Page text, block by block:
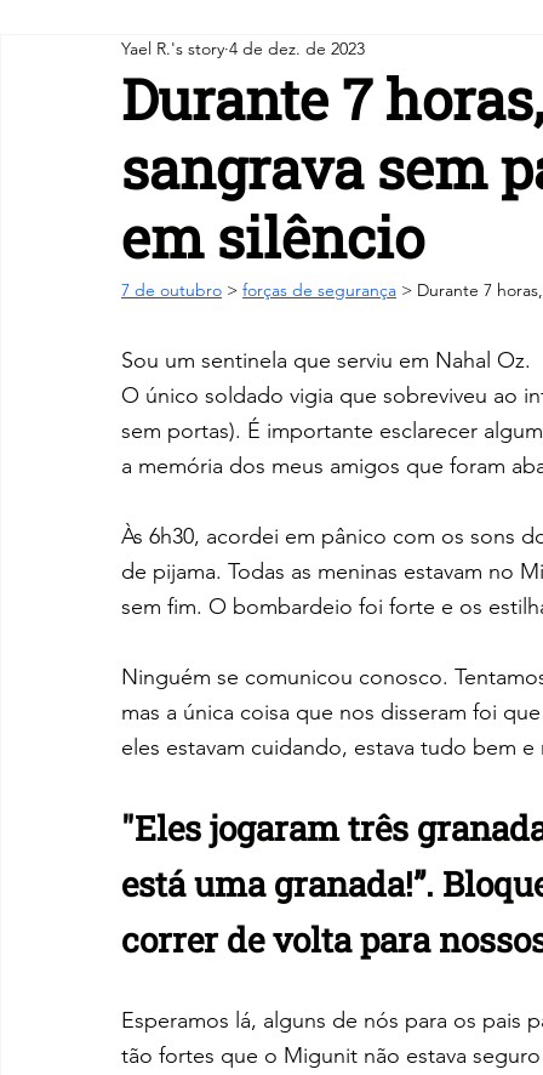
Durante 7
sangrava sem
em silêncio
Yael R.'s story 4 de dez. de 2023
7 de outubro > forças de segurança > Durante 7
Sou um sentinela que serviu em Nahal Oz.
O único soldado vigia que sobreviveu ao
sem portas). É importante esclarecer
a memória dos meus amigos que foram
Às 6h30, acordei em pânico com os sons
de pijama. Todas as meninas estavam no
sem fim. O bombardeio foi forte e os
Ninguém se comunicou conosco.
mas a única coisa que nos disseram foi
eles estavam cuidando, estava tudo bem e
"Eles jogaram três
está uma granada!”.
correr de volta para
Esperamos lá, alguns de nós para os pais
tão fortes que o Migunit não estava